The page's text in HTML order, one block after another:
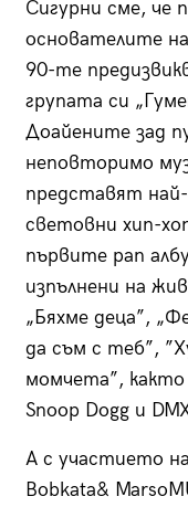
Сигурни сме, че
основателите
90-те
групата си
Доайените зад
неповторимо
представят
световни хип-
първите рап
изпълнени на
„Бяхме деца”,
да съм с теб”,
момчета”,
Snoop Dogg и
А с участието
Bobkata&